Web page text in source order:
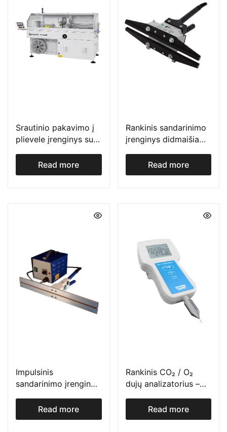
Srautinio pakavimo į
plievele įrenginys su
Read more
Rankinis sandarinimo
įrenginys didmaišiams
Read more
Impulsinis
sandarinimo įrenginys
vQm Impulse Sealer
Read more
Rankinis CO₂ / O₂
dujų analizatorius –
Read more